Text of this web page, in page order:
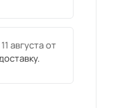
августа от